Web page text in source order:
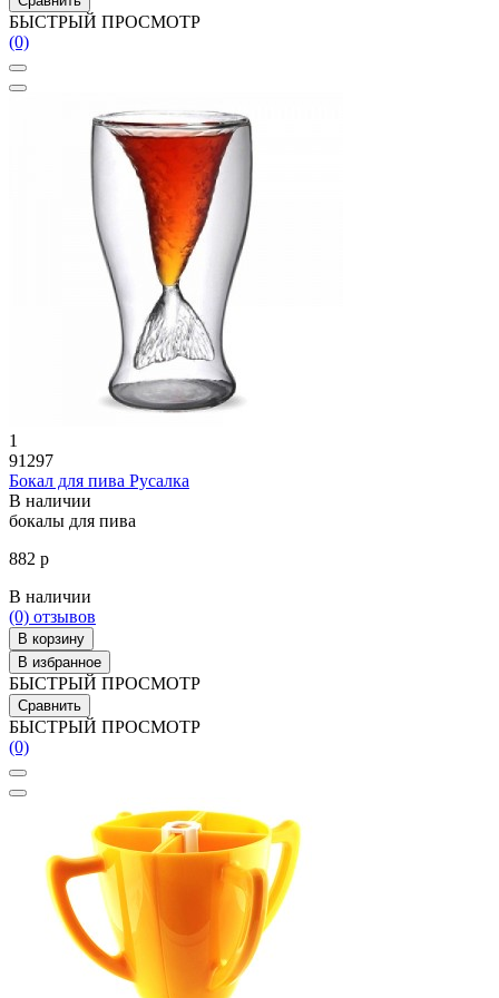
БЫСТРЫЙ ПРОСМОТР
(0)
1
91297
Бокал для пива Русалка
В наличии
бокалы для пива
882 р
В наличии
(0) отзывов
В корзину
В избранное
БЫСТРЫЙ ПРОСМОТР
Сравнить
БЫСТРЫЙ ПРОСМОТР
(0)